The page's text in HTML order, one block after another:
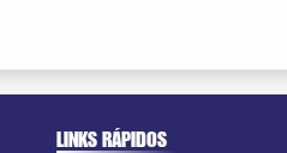
LINKS RÁPIDOS